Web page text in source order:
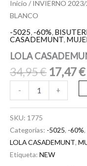
Inicio /INVIERNO
BLANCO
-5025, -60%,
CASADEMUNT,
LOLA
34,95€ 17,47€
- +
SKU: 1775
Categorías: -5025, -60%,
LOLA CASADEMUNT,
Etiqueta: NEW